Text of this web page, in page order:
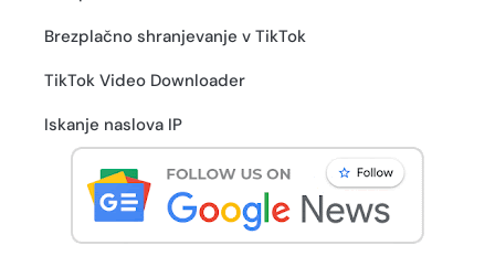
Brezplačno shranjevanje v TikTok
TikTok Video Downloader
Iskanje naslova IP